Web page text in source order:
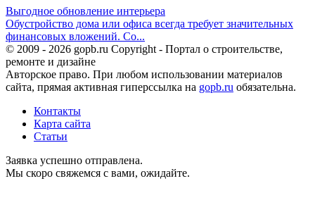
Выгодное обновление интерьера
Обустройство дома или офиса всегда требует значительных
финансовых вложений. Со...
© 2009 - 2026 gopb.ru Copyright - Портал о строительстве,
ремонте и дизайне
Авторское право. При любом использовании материалов
сайта, прямая активная гиперссылка на gopb.ru обязательна.
Контакты
Карта сайта
Статьи
Заявка успешно отправлена.
Мы скоро свяжемся с вами, ожидайте.